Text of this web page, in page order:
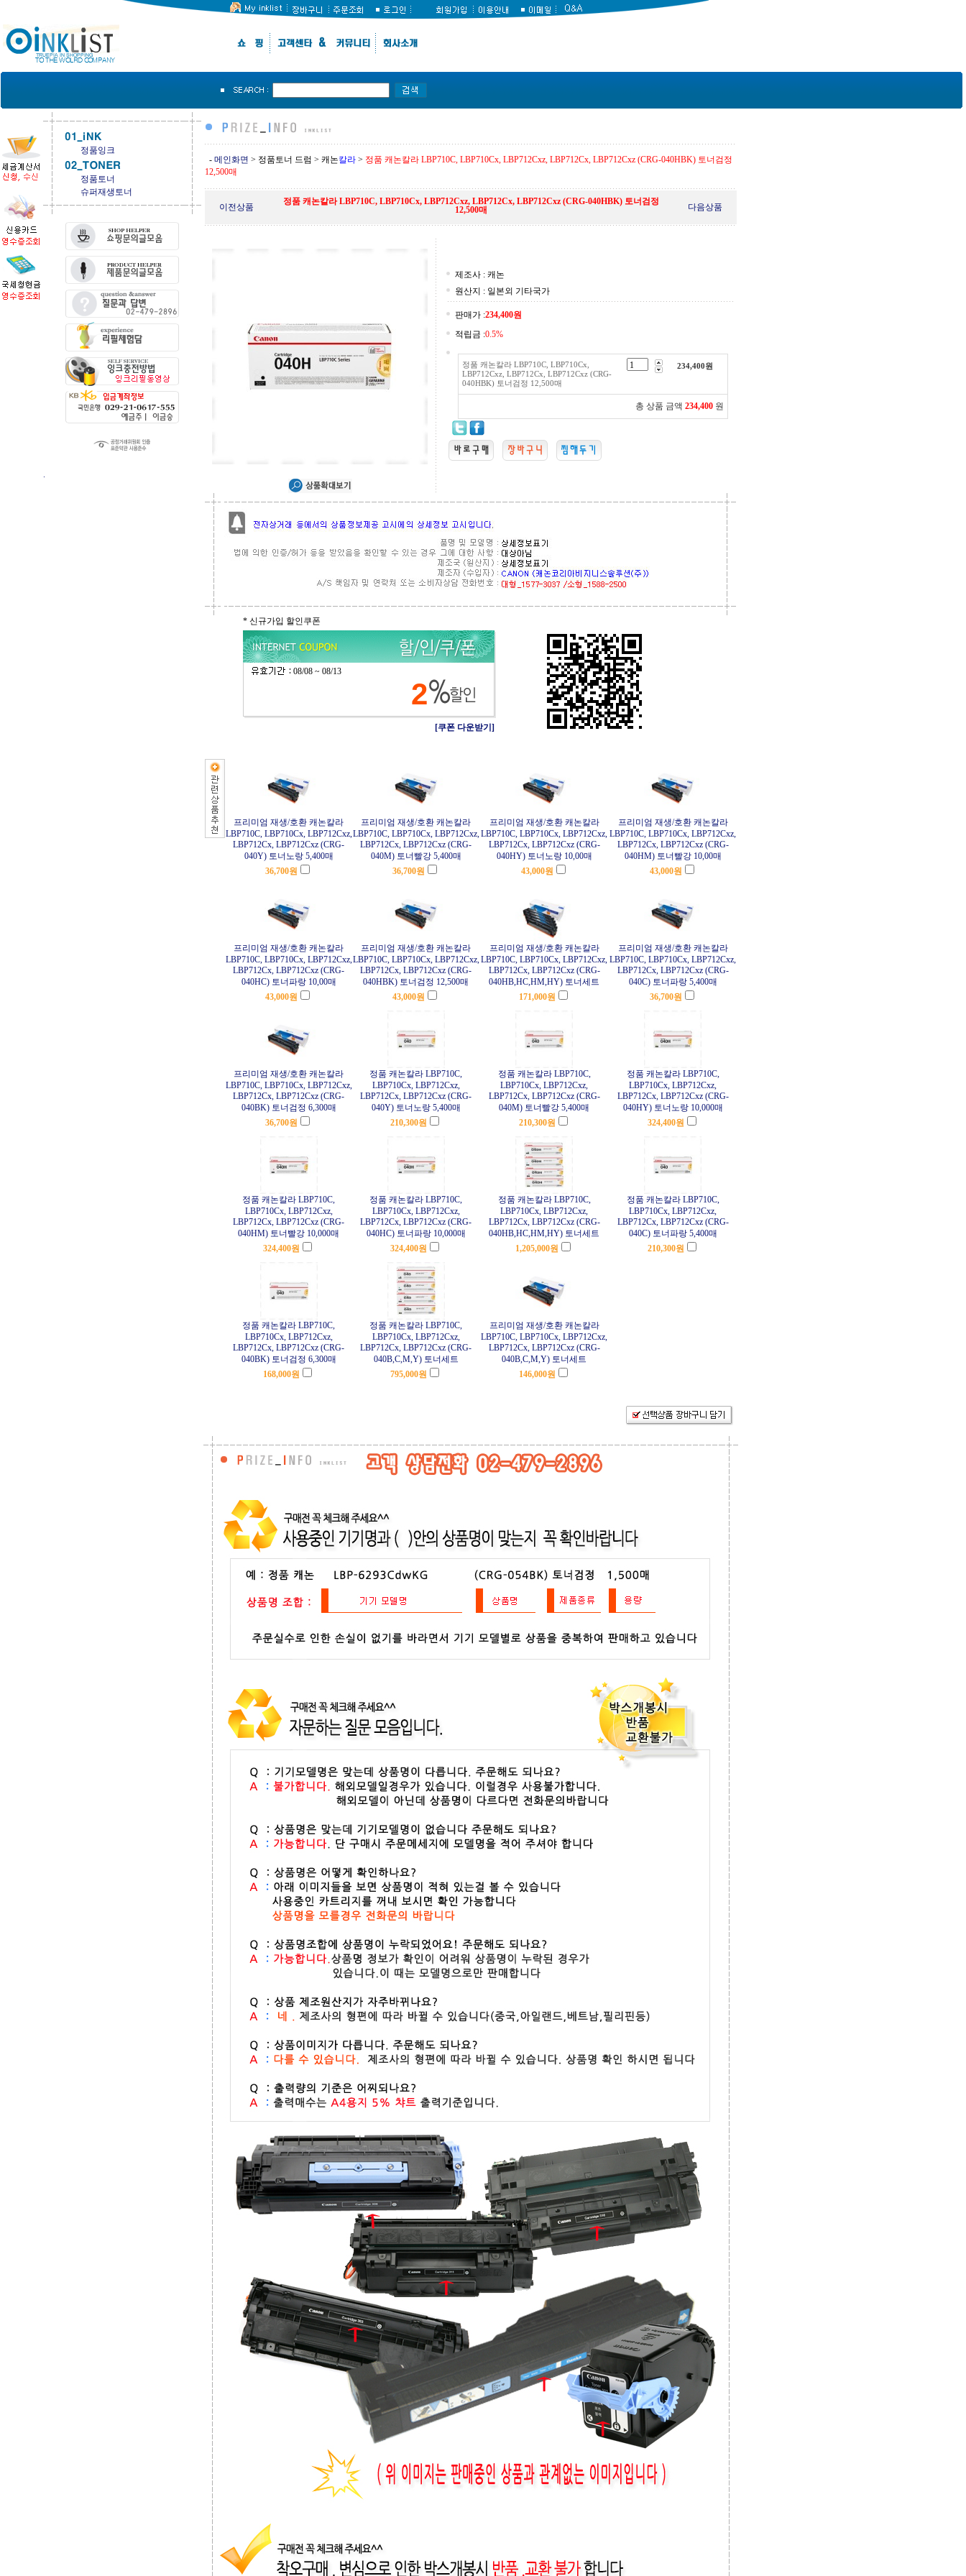
정품잉크
정품토너
슈퍼재생토너
.
- 메인화면 > 정품토너 드럼 > 캐논칼라 > 정품 캐논칼라 LBP710C, LBP710Cx, LBP712Cxz, LBP712Cx, LBP712Cxz (CRG-040HBK) 토너검정
12,500매
이전상품
정품 캐논칼라 LBP710C, LBP710Cx, LBP712Cxz, LBP712Cx, LBP712Cxz (CRG-040HBK) 토너검정
12,500매
다음상품
제조사 : 캐논
원산지 : 일본외 기타국가
판매가 :234,400원
적립금 :0.5%
정품 캐논칼라 LBP710C, LBP710Cx,
LBP712Cxz, LBP712Cx, LBP712Cxz (CRG-
040HBK) 토너검정 12,500매
234,400원
총 상품 금액 234,400 원
* 신규가입 할인쿠폰
08/08 ~ 08/13
2
[쿠폰 다운받기]
프리미엄 재생/호환 캐논칼라
LBP710C, LBP710Cx, LBP712Cxz,
LBP712Cx, LBP712Cxz (CRG-
040Y) 토너노랑 5,400매
프리미엄 재생/호환 캐논칼라
LBP710C, LBP710Cx, LBP712Cxz,
LBP712Cx, LBP712Cxz (CRG-
040M) 토너빨강 5,400매
프리미엄 재생/호환 캐논칼라
LBP710C, LBP710Cx, LBP712Cxz,
LBP712Cx, LBP712Cxz (CRG-
040HY) 토너노랑 10,00매
프리미엄 재생/호환 캐논칼라
LBP710C, LBP710Cx, LBP712Cxz,
LBP712Cx, LBP712Cxz (CRG-
040HM) 토너빨강 10,00매
36,700원 36,700원 43,000원 43,000원
프리미엄 재생/호환 캐논칼라
LBP710C, LBP710Cx, LBP712Cxz,
LBP712Cx, LBP712Cxz (CRG-
040HC) 토너파랑 10,00매
프리미엄 재생/호환 캐논칼라
LBP710C, LBP710Cx, LBP712Cxz,
LBP712Cx, LBP712Cxz (CRG-
040HBK) 토너검정 12,500매
프리미엄 재생/호환 캐논칼라
LBP710C, LBP710Cx, LBP712Cxz,
LBP712Cx, LBP712Cxz (CRG-
040HB,HC,HM,HY) 토너세트
프리미엄 재생/호환 캐논칼라
LBP710C, LBP710Cx, LBP712Cxz,
LBP712Cx, LBP712Cxz (CRG-
040C) 토너파랑 5,400매
43,000원 43,000원 171,000원 36,700원
프리미엄 재생/호환 캐논칼라
LBP710C, LBP710Cx, LBP712Cxz,
LBP712Cx, LBP712Cxz (CRG-
040BK) 토너검정 6,300매
정품 캐논칼라 LBP710C,
LBP710Cx, LBP712Cxz,
LBP712Cx, LBP712Cxz (CRG-
040Y) 토너노랑 5,400매
정품 캐논칼라 LBP710C,
LBP710Cx, LBP712Cxz,
LBP712Cx, LBP712Cxz (CRG-
040M) 토너빨강 5,400매
정품 캐논칼라 LBP710C,
LBP710Cx, LBP712Cxz,
LBP712Cx, LBP712Cxz (CRG-
040HY) 토너노랑 10,000매
36,700원 210,300원 210,300원 324,400원
정품 캐논칼라 LBP710C,
LBP710Cx, LBP712Cxz,
LBP712Cx, LBP712Cxz (CRG-
040HM) 토너빨강 10,000매
정품 캐논칼라 LBP710C,
LBP710Cx, LBP712Cxz,
LBP712Cx, LBP712Cxz (CRG-
040HC) 토너파랑 10,000매
정품 캐논칼라 LBP710C,
LBP710Cx, LBP712Cxz,
LBP712Cx, LBP712Cxz (CRG-
040HB,HC,HM,HY) 토너세트
정품 캐논칼라 LBP710C,
LBP710Cx, LBP712Cxz,
LBP712Cx, LBP712Cxz (CRG-
040C) 토너파랑 5,400매
324,400원 324,400원 1,205,000원 210,300원
정품 캐논칼라 LBP710C,
LBP710Cx, LBP712Cxz,
LBP712Cx, LBP712Cxz (CRG-
040BK) 토너검정 6,300매
정품 캐논칼라 LBP710C,
LBP710Cx, LBP712Cxz,
LBP712Cx, LBP712Cxz (CRG-
040B,C,M,Y) 토너세트
프리미엄 재생/호환 캐논칼라
LBP710C, LBP710Cx, LBP712Cxz,
LBP712Cx, LBP712Cxz (CRG-
040B,C,M,Y) 토너세트
168,000원 795,000원 146,000원